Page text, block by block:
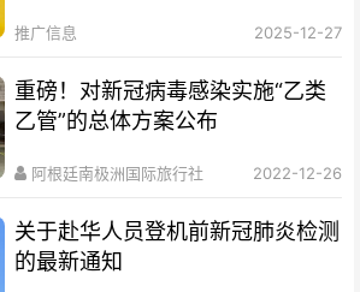
推广信息 2025-12-27
重磅！对新冠病毒感染实施“乙类
乙管”的总体方案公布
阿根廷南极洲国际旅行社 2022-12-26
关于赴华人员登机前新冠肺炎检测
的最新通知